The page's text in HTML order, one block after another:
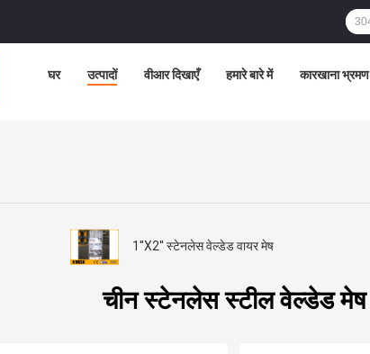
घर उत्पादों वीआर दिखाएँ हमारे बारे में कारखाना भ्रमण
1''X2'' स्टेनलेस वेल्डेड वायर मेष
चीन स्टेनलेस स्टील वेल्डेड मेष